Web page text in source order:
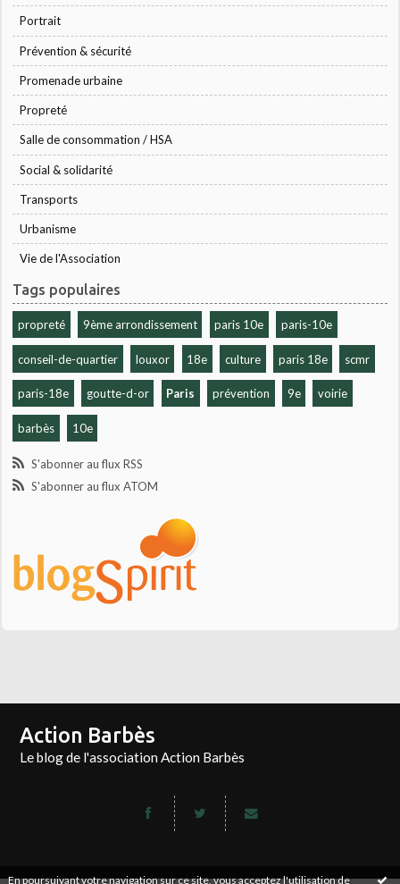
En poursuivant votre navigation sur ce site, vous acceptez l'utilisation de
Portrait
Prévention & sécurité
Promenade urbaine
Propreté
Salle de consommation / HSA
Social & solidarité
Transports
Urbanisme
Vie de l'Association
Tags populaires
propreté 9ème arrondissement paris 10e paris-10e
conseil-de-quartier louxor 18e culture paris 18e scmr
paris-18e goutte-d-or Paris prévention 9e voirie
barbès 10e
S'abonner au flux RSS
S'abonner au flux ATOM
Action Barbès
Le blog de l'association Action Barbès